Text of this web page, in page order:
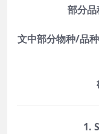
部分
文中部分物种/品
1.